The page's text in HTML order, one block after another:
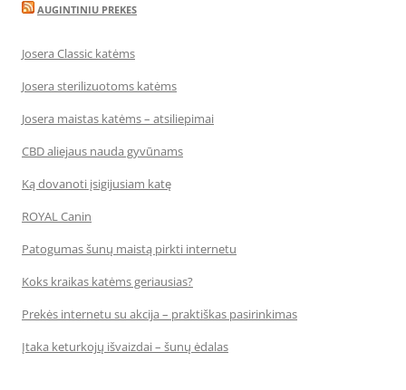
AUGINTINIU PREKES
Josera Classic katėms
Josera sterilizuotoms katėms
Josera maistas katėms – atsiliepimai
CBD aliejaus nauda gyvūnams
Ką dovanoti įsigijusiam katę
ROYAL Canin
Patogumas šunų maistą pirkti internetu
Koks kraikas katėms geriausias?
Prekės internetu su akcija – praktiškas pasirinkimas
Įtaka keturkojų išvaizdai – šunų ėdalas